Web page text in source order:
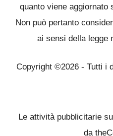
quanto viene aggiornato
Non può pertanto
ai sensi della legge
Copyright ©2026 - Tutti i
Le attività pubblicitarie
da